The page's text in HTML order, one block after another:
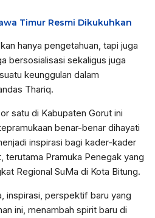
Timur Resmi Dikukuhkan
hanya pengetahuan, tapi juga
bersosialisasi sekaligus juga
keunggulan dalam
Thariq.
satu di Kabupaten Gorut ini
benar-benar dihayati
inspirasi bagi kader-kader
terutama Pramuka Penegak yang
Regional SuMa di Kota Bitung.
inspirasi, perspektif baru yang
ini, menambah spirit baru di